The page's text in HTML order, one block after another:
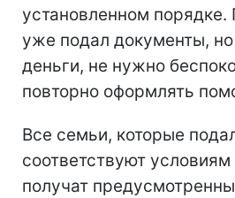
установленном порядке.
уже подал документы,
деньги, не нужно
повторно оформлять
Все семьи, которые
соответствуют
получат